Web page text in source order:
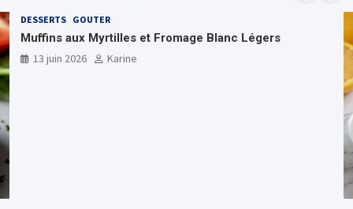
DESSERTS GOUTER
Muffins aux Myrtilles et Fromage Blanc Légers
13 juin 2026
Karine